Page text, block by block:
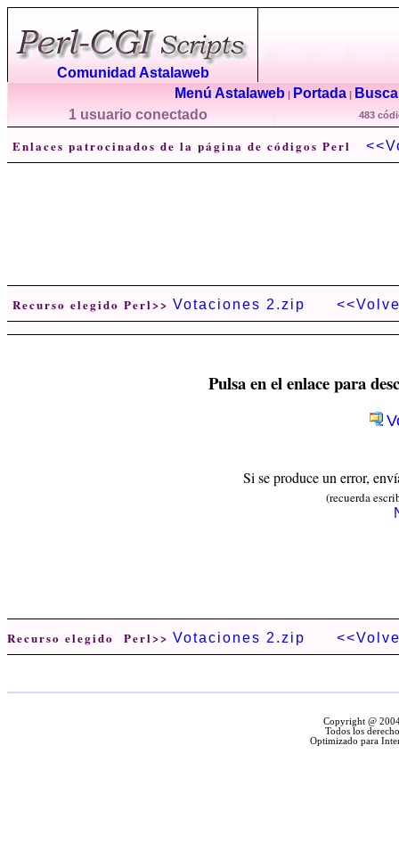
Comunidad Astalaweb
Menú Astalaweb | Portada |
1 usuario conectado
483
Enlaces patrocinados de la página de códigos Perl
Recurso elegido Perl>> Votaciones 2.zip
Pulsa en el enlace para
Si se produce un error,
(recuerda
Recurso elegido Perl>> Votaciones 2.zip
Copyright @
Todos los
Optimizado para